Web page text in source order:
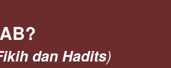
dan Hadits)